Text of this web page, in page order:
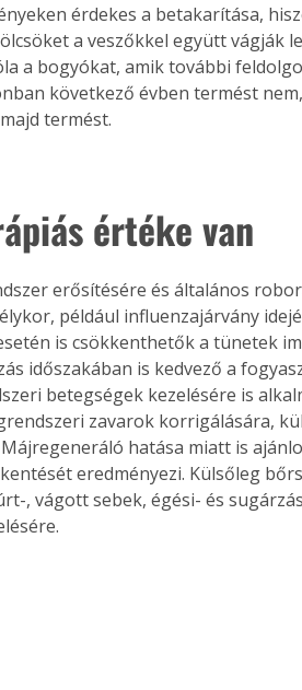
érdekes a betakarítása,
a veszőkkel együtt vágják
a bogyókat, amik további
következő évben termést
termést.
értéke van
erősítésére és általános
például influenzajárvány
is csökkenthetők a tünetek
időszakában is kedvező a
betegségek kezelésére is
zavarok korrigálására,
hatása miatt is
eredményezi. Külsőleg
, vágott sebek, égési- és